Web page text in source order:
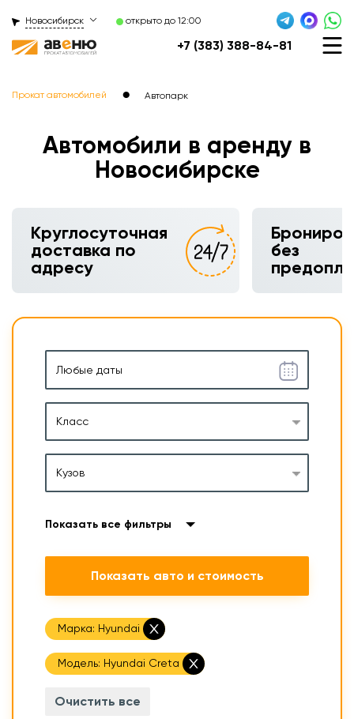
Новосибирск открыто до 12:00
+7 (383) 388-84-81
Прокат автомобилей ● Автопарк
Автомобили в аренду в
Новосибирске
Круглосуточная
доставка по
адресу
без
Класс
Кузов
Показать все фильтры
Показать авто и стоимость
Марка: Hyundai
Модель: Hyundai Creta
Очистить все